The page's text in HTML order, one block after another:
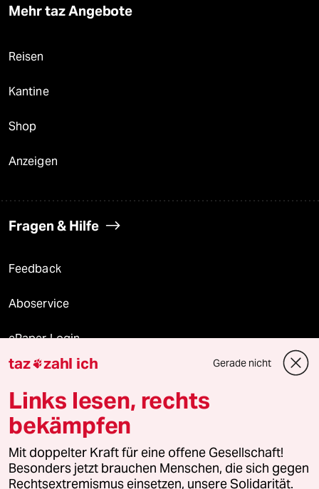
Mehr taz Angebote
Reisen
Kantine
Shop
Anzeigen
Fragen & Hilfe
Feedback
Aboservice
ePaper Login
Downloads für Abonnierende
© 2026 taz Verlags und Vertriebs GmbH
Alle Rechte vorbehalten. Bei rechtlichen Fragen oder für Genehmigungen
wenden Sie sich bitte an
lizenzen@taz.de
taz zahl ich Gerade nicht
Links lesen, rechts
bekämpfen
Mit doppelter Kraft für eine offene Gesellschaft!
Besonders jetzt brauchen Menschen, die sich gegen
Rechtsextremismus einsetzen, unsere Solidarität.